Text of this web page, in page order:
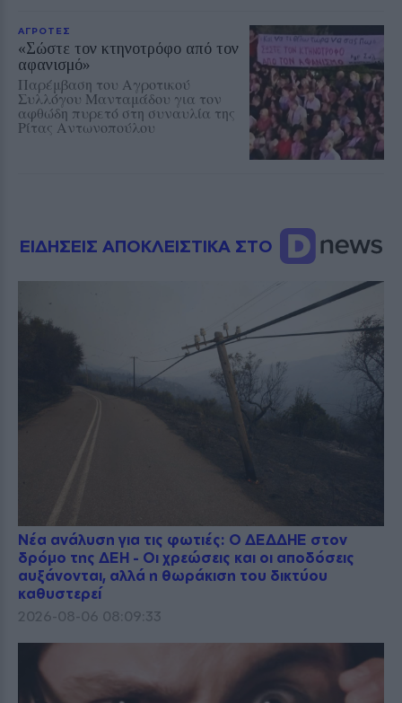
ΑΓΡΟΤΕΣ
«Σώστε τον κτηνοτρόφο από τον
αφανισμό»
Παρέμβαση του Αγροτικού
Συλλόγου Μανταμάδου για τον
αφθώδη πυρετό στη συναυλία της
Ρίτας Αντωνοπούλου
ΕΙΔΗΣΕΙΣ ΑΠΟΚΛΕΙΣΤΙΚΑ ΣΤΟ
Νέα ανάλυση για τις φωτιές: Ο ΔΕΔΔΗΕ στον
δρόμο της ΔΕΗ - Οι χρεώσεις και οι αποδόσεις
αυξάνονται, αλλά η θωράκιση του δικτύου
καθυστερεί
2026-08-06 08:09:33